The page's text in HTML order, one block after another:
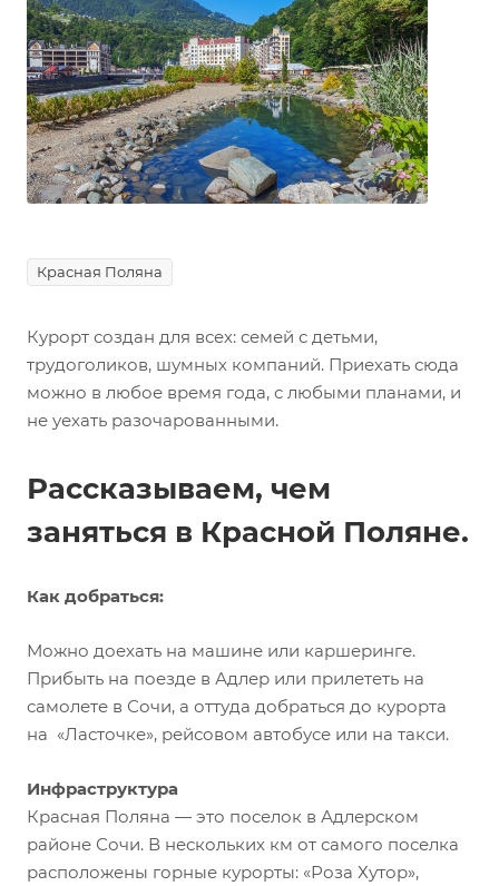
Красная Поляна
Курорт создан для всех: семей с детьми,
трудоголиков, шумных компаний. Приехать сюда
можно в любое время года, с любыми планами, и
не уехать разочарованными.
Рассказываем, чем
заняться в Красной Поляне.
Как добраться:
Можно доехать на машине или каршеринге.
Прибыть на поезде в Адлер или прилететь на
самолете в Сочи, а оттуда добраться до курорта
на «Ласточке», рейсовом автобусе или на такси.
Инфраструктура
Красная Поляна — это поселок в Адлерском
районе Сочи. В нескольких км от самого поселка
расположены горные курорты: «Роза Хутор»,